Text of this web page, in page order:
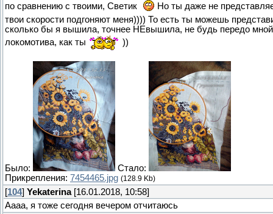
по сравнению с твоими, Светик
Но ты даже не
твои скорости подгоняют меня)))) То есть ты можешь
сколько бы я вышила, точнее НЕвышила, не будь передо мной
локомотива, как ты
))
Было:
Стало:
Прикрепления: 7454465.jpg (128.9 Kb)
[104] Yekaterina[16.01.2018, 10:58]
Аааа, я тоже сегодня вечером отчитаюсь